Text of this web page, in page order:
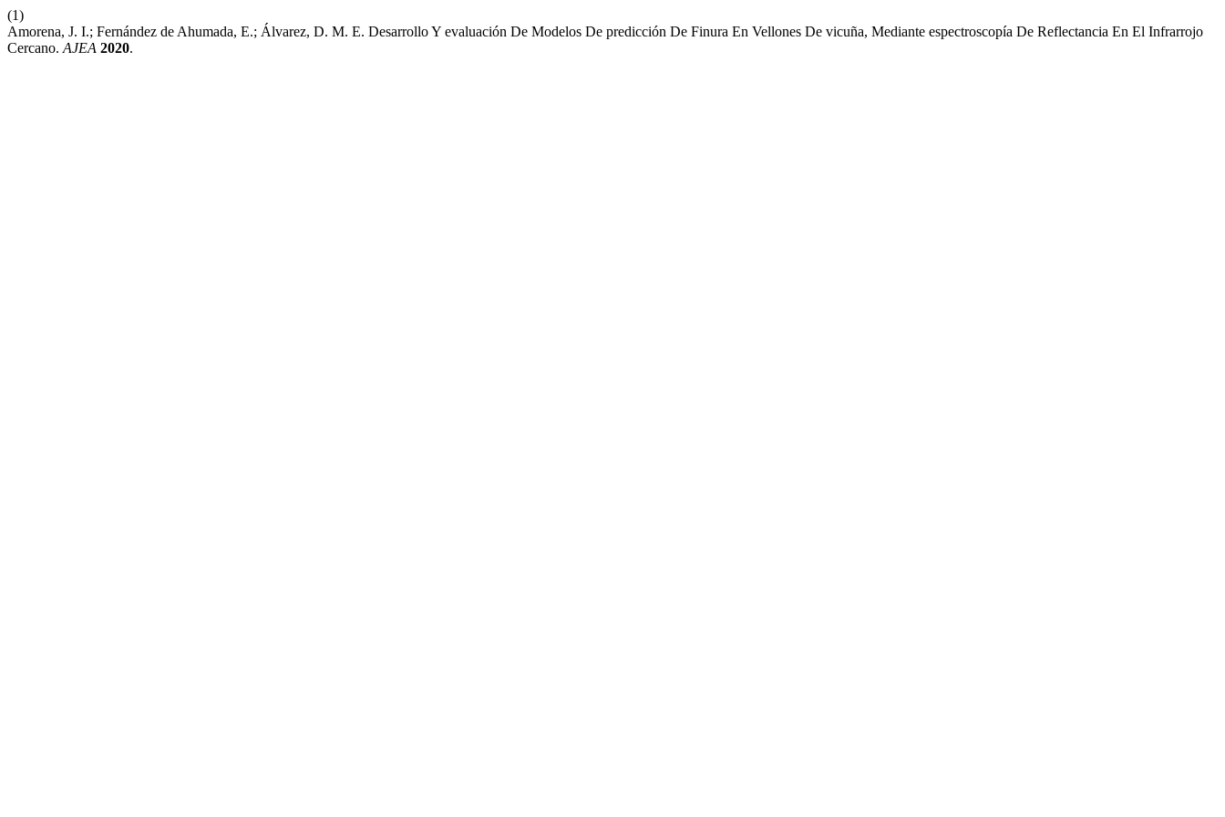
(1)
Amorena, J. I.; Fernández de Ahumada, E.; Álvarez, D. M. E. Desarrollo Y evaluación De Modelos De predicción De Finura En Vellones De vicuña, Mediante espectroscopía De Reflectancia En El Infrarrojo
Cercano. AJEA 2020.